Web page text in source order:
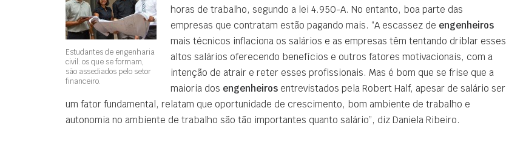
Estudantes de engenharia
civil: os que se formam,
são assediados pelo setor
financeiro.
horas de trabalho, segundo a lei 4.950-A. No entanto, boa parte das
empresas que contratam estão pagando mais. “A escassez de engenheiros
mais técnicos inflaciona os salários e as empresas têm tentando driblar esses
altos salários oferecendo benefícios e outros fatores motivacionais, com a
intenção de atrair e reter esses profissionais. Mas é bom que se frise que a
maioria dos engenheiros entrevistados pela Robert Half, apesar de salário ser
um fator fundamental, relatam que oportunidade de crescimento, bom ambiente de trabalho e
autonomia no ambiente de trabalho são tão importantes quanto salário”, diz Daniela Ribeiro.